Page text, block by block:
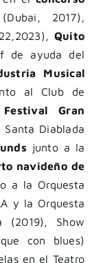
2017),
Quito
de ayuda del
Musical
al Club de
Gran
Diablada
junto a la
navideño de
a la Orquesta
y la Orquesta
(2019), Show
con blues)
en el Teatro